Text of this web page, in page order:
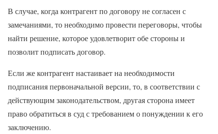
В случае, когда контрагент по договору не согласен с
замечаниями, то необходимо провести переговоры, чтобы
найти решение, которое удовлетворит обе стороны и
позволит подписать договор.
Если же контрагент настаивает на необходимости
подписания первоначальной версии, то, в соответствии с
действующим законодательством, другая сторона имеет
право обратиться в суд с требованием о понуждении к его
заключению.